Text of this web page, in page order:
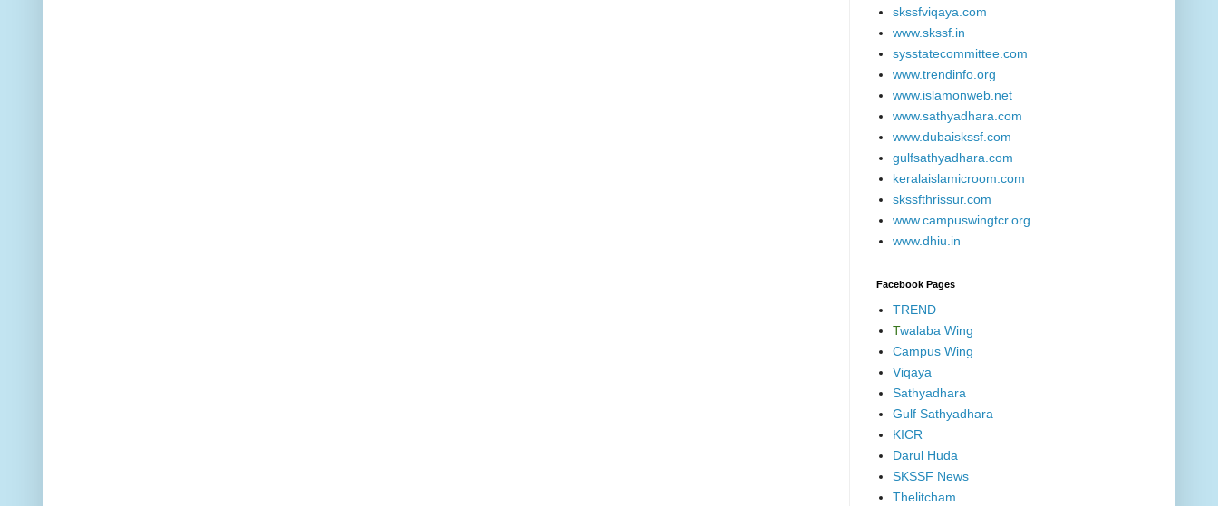
skssfviqaya.com
www.skssf.in
sysstatecommittee.com
www.trendinfo.org
www.islamonweb.net
www.sathyadhara.com
www.dubaiskssf.com
gulfsathyadhara.com
keralaislamicroom.com
skssfthrissur.com
www.campuswingtcr.org
www.dhiu.in
Facebook Pages
TREND
Twalaba Wing
Campus Wing
Viqaya
Sathyadhara
Gulf Sathyadhara
KICR
Darul Huda
SKSSF News
Thelitcham